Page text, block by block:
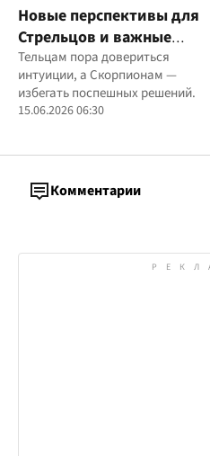
Новые перспективы для
Стрельцов и важные
решения для Козорогов:
гороскоп на 15 июня
Тельцам пора довериться
интуиции, а Скорпионам —
избегать поспешных решений.
15.06.2026 06:30
Комментарии